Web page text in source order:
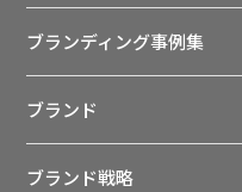
ブランディング事例集
ブランド
ブランド戦略